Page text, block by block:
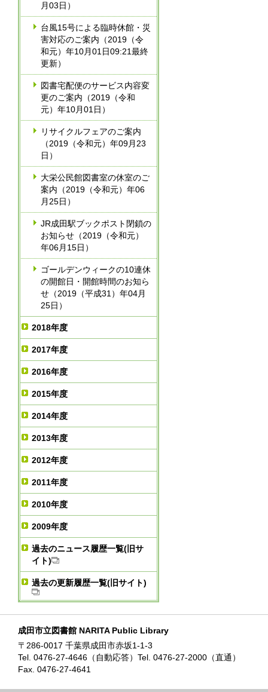
月03日）
台風15号による臨時休館・災
害対応のご案内（2019（令
和元）年10月01日09:21最終
更新）
図書宅配便のサービス内容変
更のご案内（2019（令和
元）年10月01日）
リサイクルフェアのご案内
（2019（令和元）年09月23
日）
大栄公民館図書室の休室のご
案内（2019（令和元）年06
月25日）
JR成田駅ブックポスト閉鎖の
お知らせ（2019（令和元）
年06月15日）
ゴールデンウィークの10連休
の開館日・開館時間のお知ら
せ（2019（平成31）年04月
25日）
2018年度
2017年度
2016年度
2015年度
2014年度
2013年度
2012年度
2011年度
2010年度
2009年度
過去のニュース履歴一覧(旧サ
イト)
過去の更新履歴一覧(旧サイト)
成田市立図書館 NARITA Public Library
〒286-0017 千葉県成田市赤坂1-1-3
Tel. 0476-27-4646（自動応答）Tel. 0476-27-2000（直通）
Fax. 0476-27-4641